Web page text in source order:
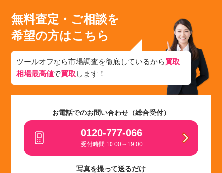
無料査定・ご相談を
希望の方はこちら
ツールオフなら市場調査を徹底しているから買取
相場最高値で買取 します！
お電話でのお問い合わせ（総合受付）
0120-777-066
受付時間 10:00～19:00
写真を撮って送るだけ